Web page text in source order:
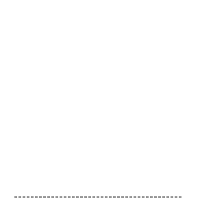
-----------------------------------------